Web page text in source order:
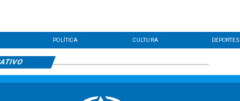
POLÍTICA CULTURA DEPORTES